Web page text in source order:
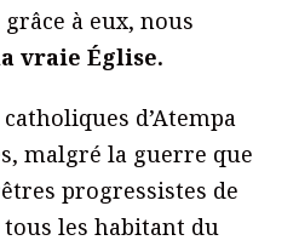
à eux, nous
vraie Église.
d’Atempa
malgré la guerre que
progressistes de
les habitant du